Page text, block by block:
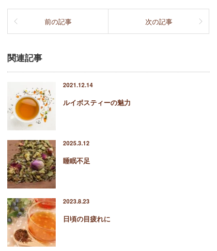
前の記事 次の記事
関連記事
2021.12.14
ルイボスティーの魅力
2025.3.12
睡眠不足
2023.8.23
日頃の目疲れに